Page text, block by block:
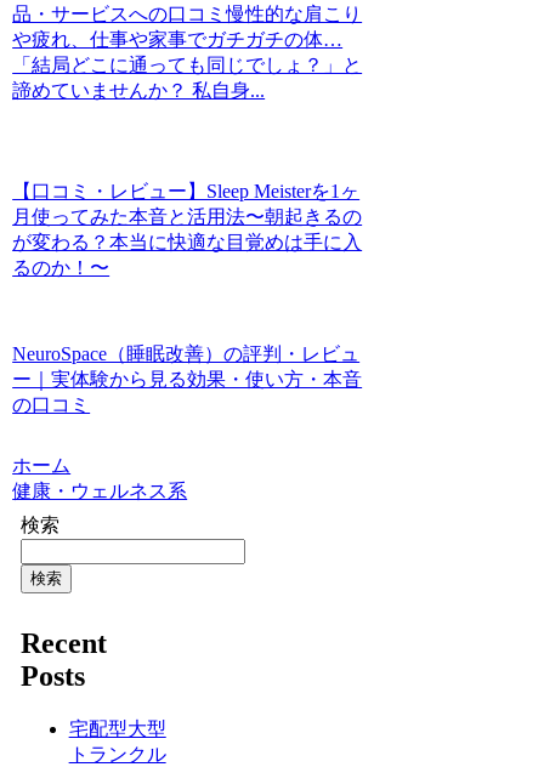
品・サービスへの口コミ慢性的な肩こり
や疲れ、仕事や家事でガチガチの体…
「結局どこに通っても同じでしょ？」と
諦めていませんか？ 私自身...
【口コミ・レビュー】Sleep Meisterを1ヶ
月使ってみた本音と活用法〜朝起きるの
が変わる？本当に快適な目覚めは手に入
るのか！〜
NeuroSpace（睡眠改善）の評判・レビュ
ー｜実体験から見る効果・使い方・本音
の口コミ
ホーム
健康・ウェルネス系
検索
検索
Recent
Posts
宅配型大型
トランクル